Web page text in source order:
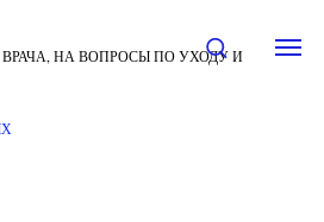
НА ВОПРОСЫ ПО УХОДУ И